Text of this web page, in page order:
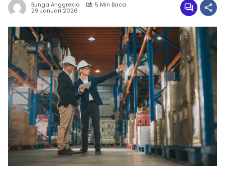
Bunga Anggrekia 5 Min Baca
29 Januari 2026